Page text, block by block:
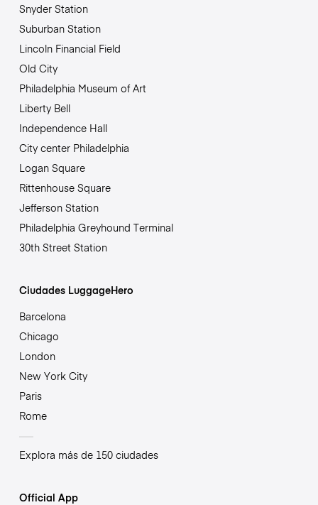
Snyder Station
Suburban Station
Lincoln Financial Field
Old City
Philadelphia Museum of Art
Liberty Bell
Independence Hall
City center Philadelphia
Logan Square
Rittenhouse Square
Jefferson Station
Philadelphia Greyhound Terminal
30th Street Station
Ciudades LuggageHero
Barcelona
Chicago
London
New York City
Paris
Rome
Explora más de 150 ciudades
Official App